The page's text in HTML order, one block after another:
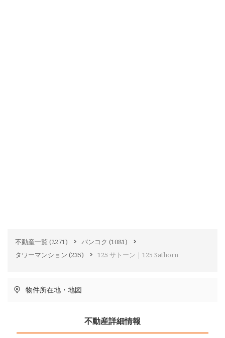
不動産一覧 (2271) バンコク (1081)
タワーマンション (235) 125 サトーン｜125 Sathorn
物件所在地・地図
不動産詳細情報